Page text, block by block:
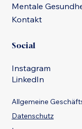
Mentale
Kontakt
Social
Instagram
LinkedIn
Allgemeine
Datenschutz